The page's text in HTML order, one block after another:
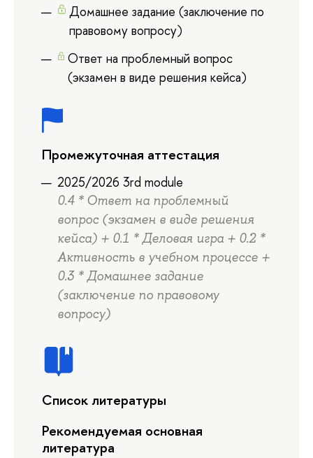
Домашнее задание (заключение по
правовому вопросу)
Ответ на проблемный вопрос
(экзамен в виде решения кейса)
Промежуточная аттестация
2025/2026 3rd module
0.4 * Ответ на проблемный
вопрос (экзамен в виде решения
кейса) + 0.1 * Деловая игра + 0.2 *
Активность в учебном процессе +
0.3 * Домашнее задание
(заключение по правовому
вопросу)
Список литературы
Рекомендуемая основная
литература